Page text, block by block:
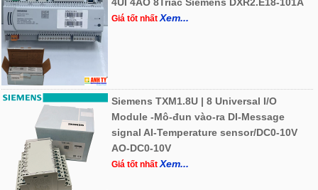
Giá tốt nhấtXem...
Siemens TXM1.8U | 8 Universal I/O
Module -Mô-đun vào-ra DI-Message
signal AI-Temperature sensor/DC0-10V
AO-DC0-10V
Giá tốt nhấtXem...